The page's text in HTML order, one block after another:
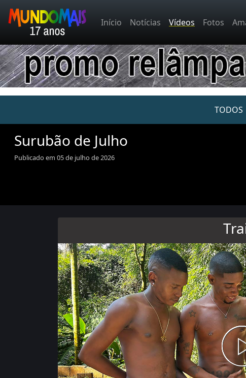
Início Notícias Vídeos Fotos
TODOS
Surubão de Julho
Publicado em 05 de julho de 2026